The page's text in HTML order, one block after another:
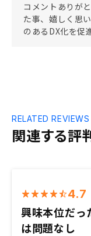
コメントありが
た事、嬉しく思
のあるDX化を促
関連する評
RELATED REVIEWS
4.7
興味本位だっ
は問題なし